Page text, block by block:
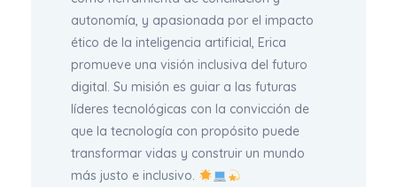
autonomía, y apasionada por el impacto
ético de la inteligencia artificial, Erica
promueve una visión inclusiva del futuro
digital. Su misión es guiar a las futuras
líderes tecnológicas con la convicción de
que la tecnología con propósito puede
transformar vidas y construir un mundo
más justo e inclusivo.